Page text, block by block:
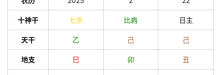
十神干 七杀 比肩 日主
天干 乙 己 己
地支 巳 卯 丑